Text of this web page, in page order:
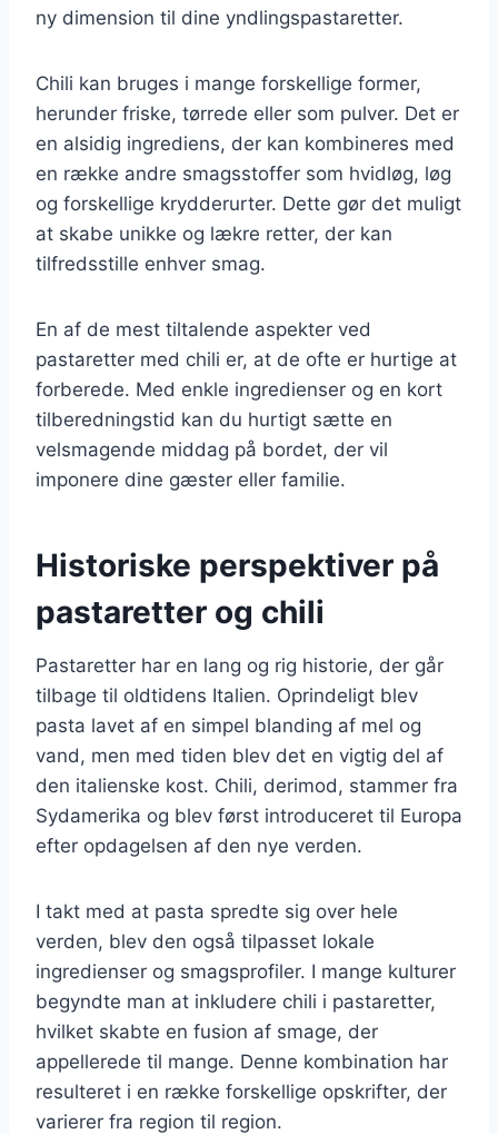
ny dimension til dine yndlingspastaretter.
Chili kan bruges i mange forskellige former,
herunder friske, tørrede eller som pulver. Det er
en alsidig ingrediens, der kan kombineres med
en række andre smagsstoffer som hvidløg, løg
og forskellige krydderurter. Dette gør det muligt
at skabe unikke og lækre retter, der kan
tilfredsstille enhver smag.
En af de mest tiltalende aspekter ved
pastaretter med chili er, at de ofte er hurtige at
forberede. Med enkle ingredienser og en kort
tilberedningstid kan du hurtigt sætte en
velsmagende middag på bordet, der vil
imponere dine gæster eller familie.
Historiske perspektiver på
pastaretter og chili
Pastaretter har en lang og rig historie, der går
tilbage til oldtidens Italien. Oprindeligt blev
pasta lavet af en simpel blanding af mel og
vand, men med tiden blev det en vigtig del af
den italienske kost. Chili, derimod, stammer fra
Sydamerika og blev først introduceret til Europa
efter opdagelsen af den nye verden.
I takt med at pasta spredte sig over hele
verden, blev den også tilpasset lokale
ingredienser og smagsprofiler. I mange kulturer
begyndte man at inkludere chili i pastaretter,
hvilket skabte en fusion af smage, der
appellerede til mange. Denne kombination har
resulteret i en række forskellige opskrifter, der
varierer fra region til region.